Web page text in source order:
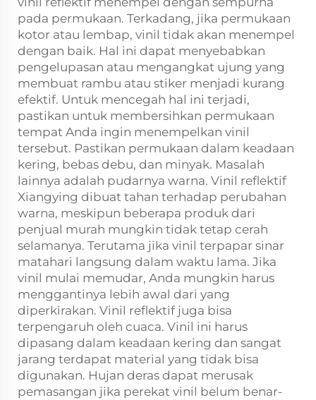
pada permukaan. Terkadang, jika permukaan
kotor atau lembap, vinil tidak akan menempel
dengan baik. Hal ini dapat menyebabkan
pengelupasan atau mengangkat ujung yang
membuat rambu atau stiker menjadi kurang
efektif. Untuk mencegah hal ini terjadi,
pastikan untuk membersihkan permukaan
tempat Anda ingin menempelkan vinil
tersebut. Pastikan permukaan dalam keadaan
kering, bebas debu, dan minyak. Masalah
lainnya adalah pudarnya warna. Vinil reflektif
Xiangying dibuat tahan terhadap perubahan
warna, meskipun beberapa produk dari
penjual murah mungkin tidak tetap cerah
selamanya. Terutama jika vinil terpapar sinar
matahari langsung dalam waktu lama. Jika
vinil mulai memudar, Anda mungkin harus
menggantinya lebih awal dari yang
diperkirakan. Vinil reflektif juga bisa
terpengaruh oleh cuaca. Vinil ini harus
dipasang dalam keadaan kering dan sangat
jarang terdapat material yang tidak bisa
digunakan. Hujan deras dapat merusak
pemasangan jika perekat vinil belum benar-